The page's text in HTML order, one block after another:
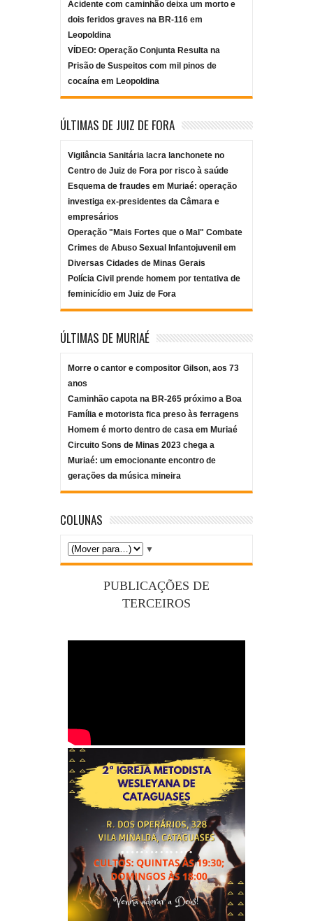
Acidente com caminhão deixa um morto e
dois feridos graves na BR-116 em
Leopoldina
VÍDEO: Operação Conjunta Resulta na
Prisão de Suspeitos com mil pinos de
cocaína em Leopoldina
ÚLTIMAS DE JUIZ DE FORA
Vigilância Sanitária lacra lanchonete no
Centro de Juiz de Fora por risco à saúde
Esquema de fraudes em Muriaé: operação
investiga ex-presidentes da Câmara e
empresários
Operação "Mais Fortes que o Mal" Combate
Crimes de Abuso Sexual Infantojuvenil em
Diversas Cidades de Minas Gerais
Polícia Civil prende homem por tentativa de
feminicídio em Juiz de Fora
ÚLTIMAS DE MURIAÉ
Morre o cantor e compositor Gilson, aos 73
anos
Caminhão capota na BR-265 próximo a Boa
Família e motorista fica preso às ferragens
Homem é morto dentro de casa em Muriaé
Circuito Sons de Minas 2023 chega a
Muriaé: um emocionante encontro de
gerações da música mineira
COLUNAS
▼
PUBLICAÇÕES DE
TERCEIROS